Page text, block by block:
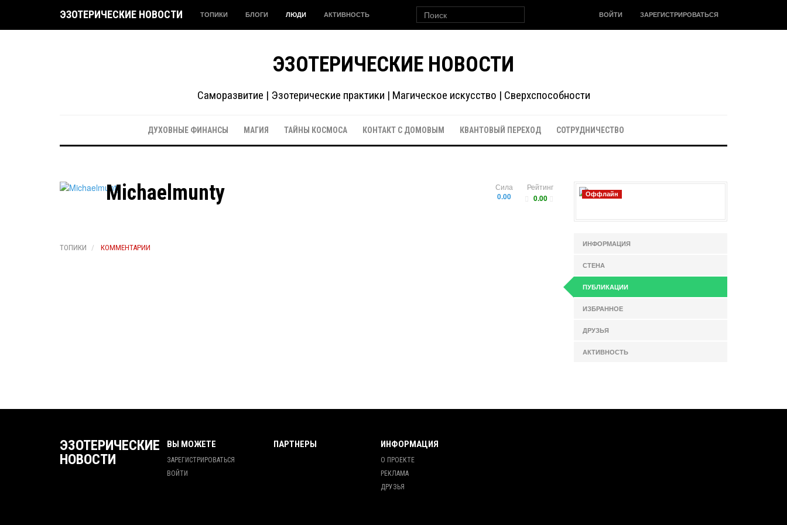
ЭЗОТЕРИЧЕСКИЕ НОВОСТИ ТОПИКИ БЛОГИ ЛЮДИ АКТИВНОСТЬ ВОЙТИ ЗАРЕГИСТРИРОВАТЬСЯ
ЭЗОТЕРИЧЕСКИЕ НОВОСТИ
Саморазвитие | Эзотерические практики | Магическое искусство | Сверхспособности
ДУХОВНЫЕ ФИНАНСЫ МАГИЯ ТАЙНЫ КОСМОСА КОНТАКТ С ДОМОВЫМ КВАНТОВЫЙ ПЕРЕХОД СОТРУДНИЧЕСТВО
Рейтинг
0.00
Сила
0.00
Michaelmunty
ТОПИКИ КОММЕНТАРИИ
Оффлайн
ИНФОРМАЦИЯ
СТЕНА
ПУБЛИКАЦИИ
ИЗБРАННОЕ
ДРУЗЬЯ
АКТИВНОСТЬ
ЭЗОТЕРИЧЕСКИЕ
НОВОСТИ
ВЫ МОЖЕТЕ
ЗАРЕГИСТРИРОВАТЬСЯ
ВОЙТИ
ПАРТНЕРЫ ИНФОРМАЦИЯ
О ПРОЕКТЕ
РЕКЛАМА
ДРУЗЬЯ